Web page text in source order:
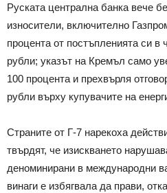
Руската централна банка вече
износители, включително
процента от постъпленията си в
рубли; указът на Кремъл само
100 процента и прехвърля
рубли върху купувачите на
Страните от Г-7 нарекоха
твърдят, че изискването
деноминирани в международни
винаги е избягвала да прави,